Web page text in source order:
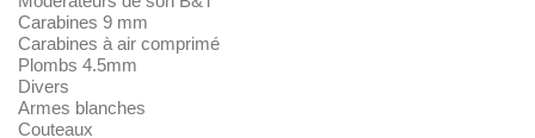
Carabines 9 mm
Carabines à air comprimé
Plombs 4.5mm
Divers
Armes blanches
Couteaux